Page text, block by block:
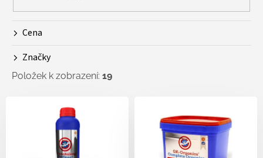
Cena
Značky
Položek k zobrazení: 19